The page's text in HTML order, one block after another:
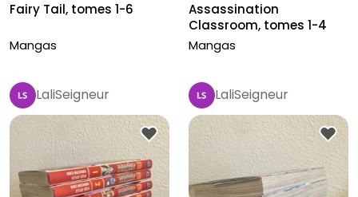
Fairy Tail, tomes 1-6
Mangas
Assassination
Classroom, tomes 1-4
Mangas
LaliSeigneur LaliSeigneur